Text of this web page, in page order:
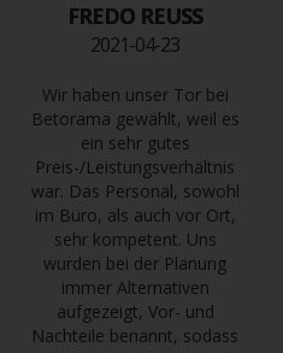
FREDO REUSS
2021-04-23
Wir haben unser Tor bei
Betorama gewählt, weil es
ein sehr gutes
Preis-/Leistungsverhältnis
war. Das Personal, sowohl
im Büro, als auch vor Ort,
sehr kompetent. Uns
wurden bei der Planung
immer Alternativen
aufgezeigt, Vor- und
Nachteile benannt, sodass